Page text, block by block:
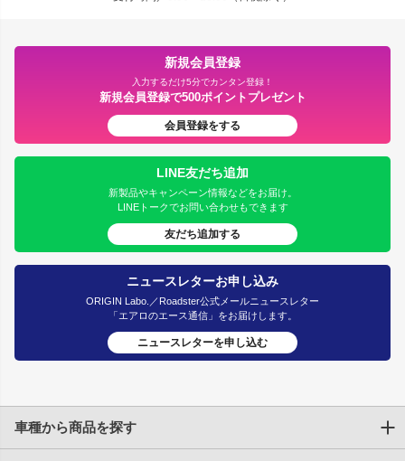
新規会員登録
入力するだけ5分でカンタン登録！
新規会員登録で500ポイントプレゼント
会員登録をする
LINE友だち追加
新製品やキャンペーン情報などをお届け。
LINEトークでお問い合わせもできます
友だち追加する
ニュースレターお申し込み
ORIGIN Labo.／Roadster公式メールニュースレター
「エアロのエース通信」をお届けします。
ニュースレターを申し込む
車種から商品を探す